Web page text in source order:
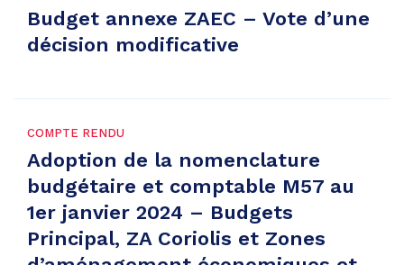
Budget annexe ZAEC – Vote d’une
décision modificative
COMPTE RENDU
Adoption de la nomenclature
budgétaire et comptable M57 au
1er janvier 2024 – Budgets
Principal, ZA Coriolis et Zones